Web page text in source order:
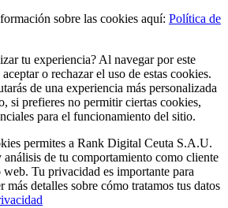
sobre las cookies aquí: Política de
tu experiencia? Al navegar por este
o rechazar el uso de estas cookies.
de una experiencia más personalizada
si prefieres no permitir ciertas cookies,
para el funcionamiento del sitio.
permites a Rank Digital Ceuta S.A.U.
de tu comportamiento como cliente
web. Tu privacidad es importante para
más detalles sobre cómo tratamos tus datos